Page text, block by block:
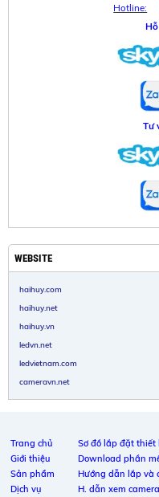
Hotline:
Tư
WEBSITE
haihuy.com
haihuy.net
haihuy.vn
ledvn.net
ledvietnam.com
cameravn.net
Trang chủ
Giới thiệu
Sản phẩm
Dịch vụ
Sơ đồ lắp đặt thiết
Download phần
Hướng dẫn lắp và
H. dẫn xem